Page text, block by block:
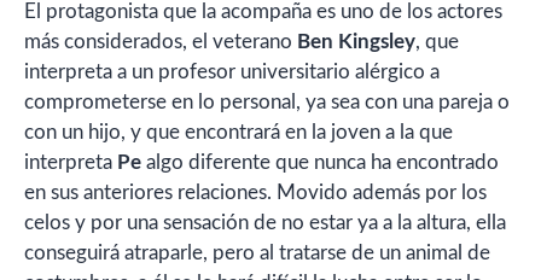
El protagonista que la acompaña es uno de los actores
más considerados, el veterano Ben Kingsley, que
interpreta a un profesor universitario alérgico a
comprometerse en lo personal, ya sea con una pareja o
con un hijo, y que encontrará en la joven a la que
interpreta Pe algo diferente que nunca ha encontrado
en sus anteriores relaciones. Movido además por los
celos y por una sensación de no estar ya a la altura, ella
conseguirá atraparle, pero al tratarse de un animal de